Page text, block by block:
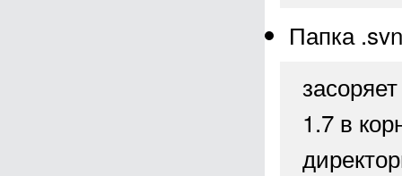
Папка
1.7 в